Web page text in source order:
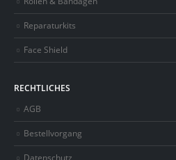
Reparaturkits
Face Shield
RECHTLICHES
AGB
Bestellvorgang
Datenschutz